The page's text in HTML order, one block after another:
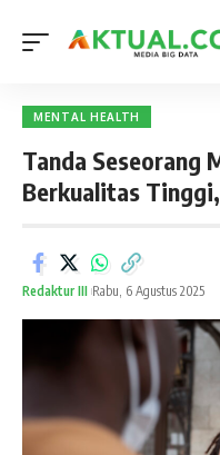
MENTAL HEALTH
Tanda Seseorang
Berkualitas
Redaktur III Rabu, 6 Agustus 2025